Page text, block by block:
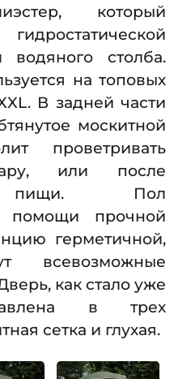
который
столба.
на топовых
В задней части
москитной
проветривать
или после
пищи. Пол
помощи прочной
герметичной,
всевозможные
как стало уже
в трех
сетка и глухая.